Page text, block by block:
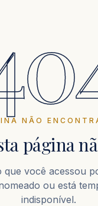
NÃO
página
que você acessou
ou está
indisponível.